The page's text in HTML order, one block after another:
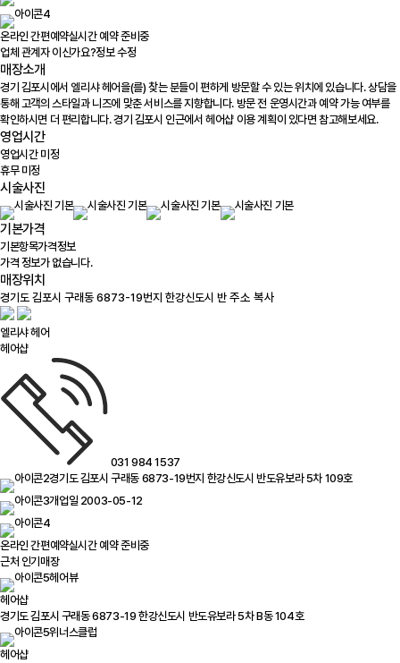
온라인 간편예약실시간 예약 준비중
업체 관계자 이신가요?정보 수정
매장소개
경기 김포시에서 엘리샤 헤어을(를) 찾는 분들이 편하게 방문할 수 있는 위치에 있습니다. 상담을
통해 고객의 스타일과 니즈에 맞춘 서비스를 지향합니다. 방문 전 운영시간과 예약 가능 여부를
확인하시면 더 편리합니다. 경기 김포시 인근에서 헤어샵 이용 계획이 있다면 참고해보세요.
영업시간
영업시간 미정
휴무 미정
시술사진
기본가격
기본항목가격정보
가격 정보가 없습니다.
매장위치
주소 복사
엘리샤 헤어
헤어샵
031 984 1537
경기도 김포시 구래동 6873-19번지 한강신도시 반도유보라 5차 109호
개업일 2003-05-12
온라인 간편예약실시간 예약 준비중
근처 인기매장
헤어뷰
헤어샵
경기도 김포시 구래동 6873-19 한강신도시 반도유보라 5차 B동 104호
위너스클럽
헤어샵